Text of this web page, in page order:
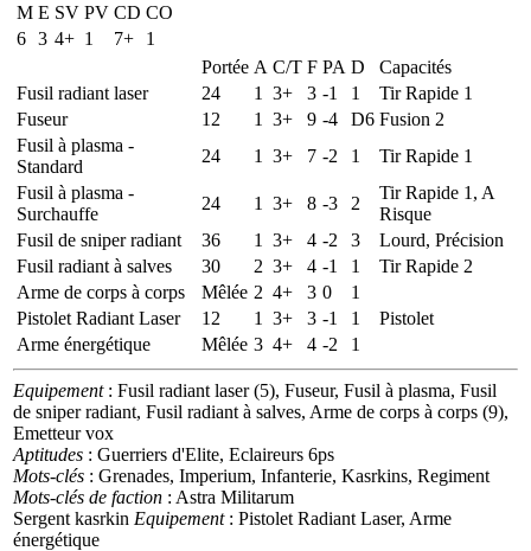
M E SV PV CD CO
6 3 4+ 1 7+
1
Portée A C/T F PA D
Capacités
Fusil radiant laser
24 1 3+ 3 -1 1
Tir Rapide 1
Fuseur
12 1 3+ 9 -4 D6 Fusion 2
Fusil à plasma -
Standard
24 1 3+ 7 -2 1
Tir Rapide 1
Fusil à plasma -
Surchauffe
24 1 3+ 8 -3 2
Tir Rapide 1, A
Risque
Fusil de sniper radiant
36 1 3+ 4 -2 3
Lourd, Précision
Fusil radiant à salves
30 2 3+ 4 -1 1
Tir Rapide 2
Arme de corps à corps
Mêlée 2 4+ 3 0
1
Pistolet Radiant Laser
12 1 3+ 3 -1 1
Pistolet
Arme énergétique
Mêlée 3 4+ 4 -2 1
Equipement: Fusil radiant laser (5), Fuseur, Fusil à plasma, Fusil
de sniper radiant, Fusil radiant à salves, Arme de corps à corps (9),
Emetteur vox
Aptitudes : Guerriers d'Elite, Eclaireurs 6ps
Mots-clés : Grenades, Imperium, Infanterie, Kasrkins, Regiment
Mots-clés de faction : Astra Militarum
Sergent kasrkin Equipement: Pistolet Radiant Laser, Arme
énergétique